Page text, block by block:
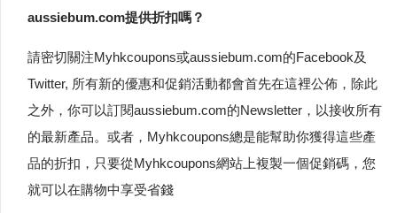
aussiebum.com提供折扣嗎？
請密切關注Myhkcoupons或aussiebum.com的Facebook及
Twitter, 所有新的優惠和促銷活動都會首先在這裡公佈，除此
之外，你可以訂閱aussiebum.com的Newsletter，以接收所有
的最新產品。或者，Myhkcoupons總是能幫助你獲得這些產
品的折扣，只要從Myhkcoupons網站上複製一個促銷碼，您
就可以在購物中享受省錢